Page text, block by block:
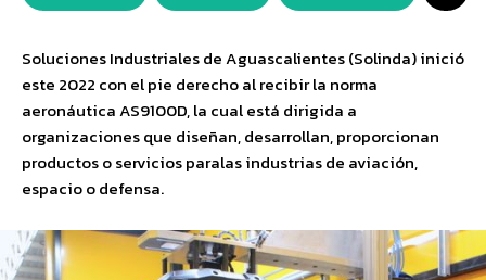
Soluciones Industriales de Aguascalientes (Solinda) inició
este 2022 con el pie derecho al recibir la norma
aeronáutica AS9100D, la cual está dirigida a
organizaciones que diseñan, desarrollan, proporcionan
productos o servicios paralas industrias de aviación,
espacio o defensa.